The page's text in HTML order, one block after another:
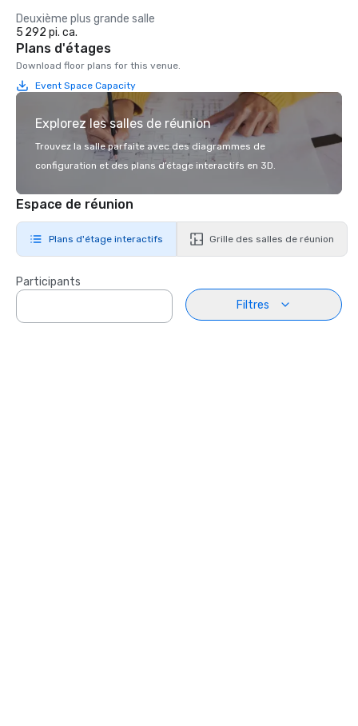
Deuxième plus grande salle
5 292 pi. ca.
Plans d'étages
Download floor plans for this venue.
Event Space Capacity
Explorez les salles de réunion
Trouvez la salle parfaite avec des diagrammes de
configuration et des plans d’étage interactifs en 3D.
Espace de réunion
Plans d'étage interactifs Grille des salles de réunion
Participants
Filtres